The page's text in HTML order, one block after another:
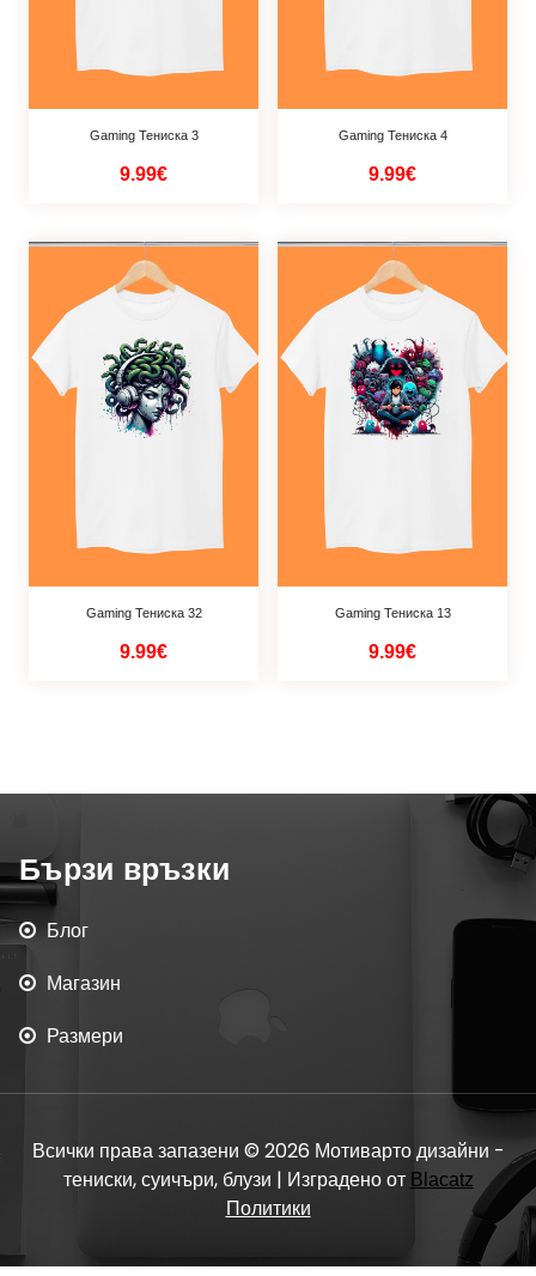
Gaming Тениска 3
9.99€
Gaming Тениска 4
9.99€
Gaming Тениска 32
9.99€
Gaming Тениска 13
9.99€
Бързи връзки
Блог
Магазин
Размери
Всички права запазени © 2026 Мотиварто дизайни -
тениски, суичъри, блузи | Изградено от Blacatz
Политики